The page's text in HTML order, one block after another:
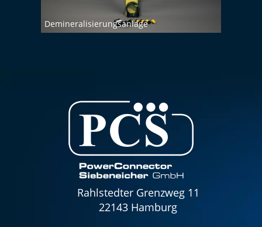
Demineralisierungsanlage
Rahlstedter Grenzweg 11
22143 Hamburg